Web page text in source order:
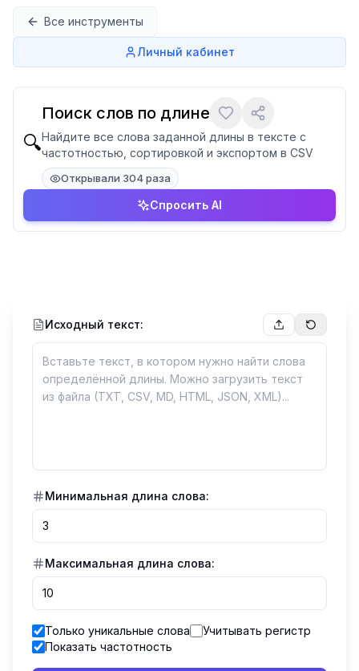
Все инструменты
Личный кабинет
🔍
Поиск слов по длине
Найдите все слова заданной длины в тексте с
частотностью, сортировкой и экспортом в CSV
Открывали 304 раза
Спросить AI
Исходный текст:
Минимальная длина слова:
Максимальная длина слова:
Только уникальные слова
Учитывать регистр
Показать частотность